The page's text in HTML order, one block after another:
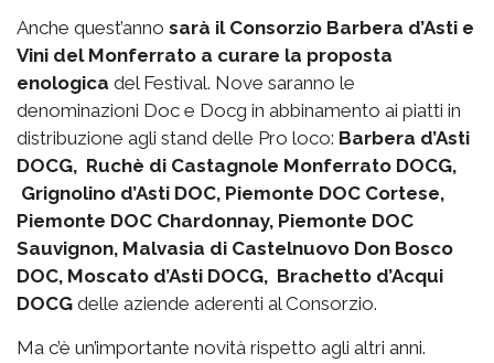
Anche quest’anno sarà il Consorzio Barbera d’Asti e
Vini del Monferrato a curare la proposta
enologica del Festival. Nove saranno le
denominazioni Doc e Docg in abbinamento ai piatti in
distribuzione agli stand delle Pro loco: Barbera d’Asti
DOCG, Ruchè di Castagnole Monferrato DOCG,
Grignolino d’Asti DOC, Piemonte DOC Cortese,
Piemonte DOC Chardonnay, Piemonte DOC
Sauvignon, Malvasia di Castelnuovo Don Bosco
DOC, Moscato d’Asti DOCG, Brachetto d’Acqui
DOCG delle aziende aderenti al Consorzio.
Ma c’è un’importante novità rispetto agli altri anni.